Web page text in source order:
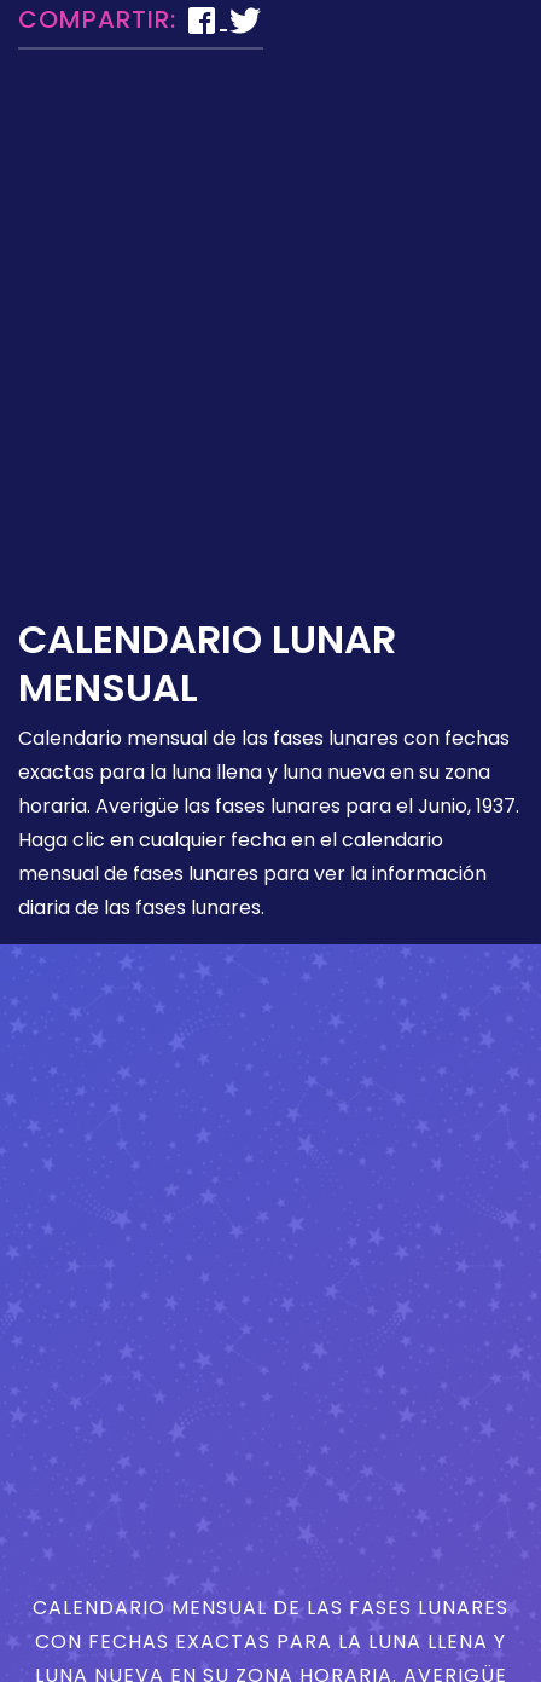
COMPARTIR:
CALENDARIO LUNAR
MENSUAL
Calendario mensual de las fases lunares con fechas
exactas para la luna llena y luna nueva en su zona
horaria. Averigüe las fases lunares para el Junio, 1937.
Haga clic en cualquier fecha en el calendario
mensual de fases lunares para ver la información
diaria de las fases lunares.
CALENDARIO MENSUAL DE LAS FASES LUNARES
CON FECHAS EXACTAS PARA LA LUNA LLENA Y
LUNA NUEVA EN SU ZONA HORARIA. AVERIGÜE